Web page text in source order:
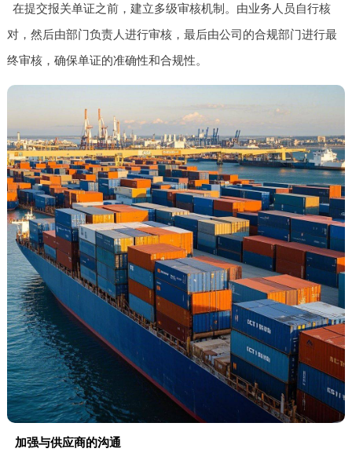
在提交报关单证之前，建立多级审核机制。由业务人员自行核
对，然后由部门负责人进行审核，最后由公司的合规部门进行最
终审核，确保单证的准确性和合规性。
加强与供应商的沟通